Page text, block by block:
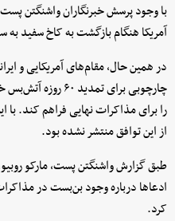
با وجود پرسش خبرنگاران واشنگتن
آمریکا هنگام بازگشت به کاخ سفید به
در همین حال، مقام‌های آمریکایی و
چارچوبی برای
را برای مذاکرات نهایی فراهم کند. با
از این توافق منتشر نشده بود.
طبق گزارش واشنگتن پست، مارکو
ادعاها درباره وجود بن‌بست در
کرد.